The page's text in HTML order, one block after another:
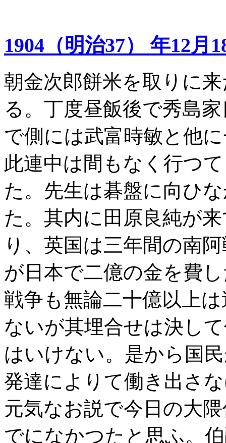
1904（明治37） 年12月
朝金次郎餅米を取りに
る。丁度昼飯後で秀島
で側には武富時敏と他
此連中は間もなく行つ
た。先生は碁盤に向ひ
た。其内に田原良純が
り、英国は三年間の南
が日本で二億の金を費
戦争も無論二十億以上
ないが其埋合せは決し
はいけない。是から国
発達によりて働き出さ
元気なお説で今日の大
でになかつたと思ふ。